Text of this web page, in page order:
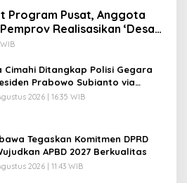
Program Pusat, Anggota
Realisasikan ‘Desa
Cimahi Ditangkap Polisi Gegara
Prabowo Subianto via
2026 | 16:35 WIB
Tegaskan Komitmen DPRD
APBD 2027 Berkualitas
2026 | 11:43 WIB